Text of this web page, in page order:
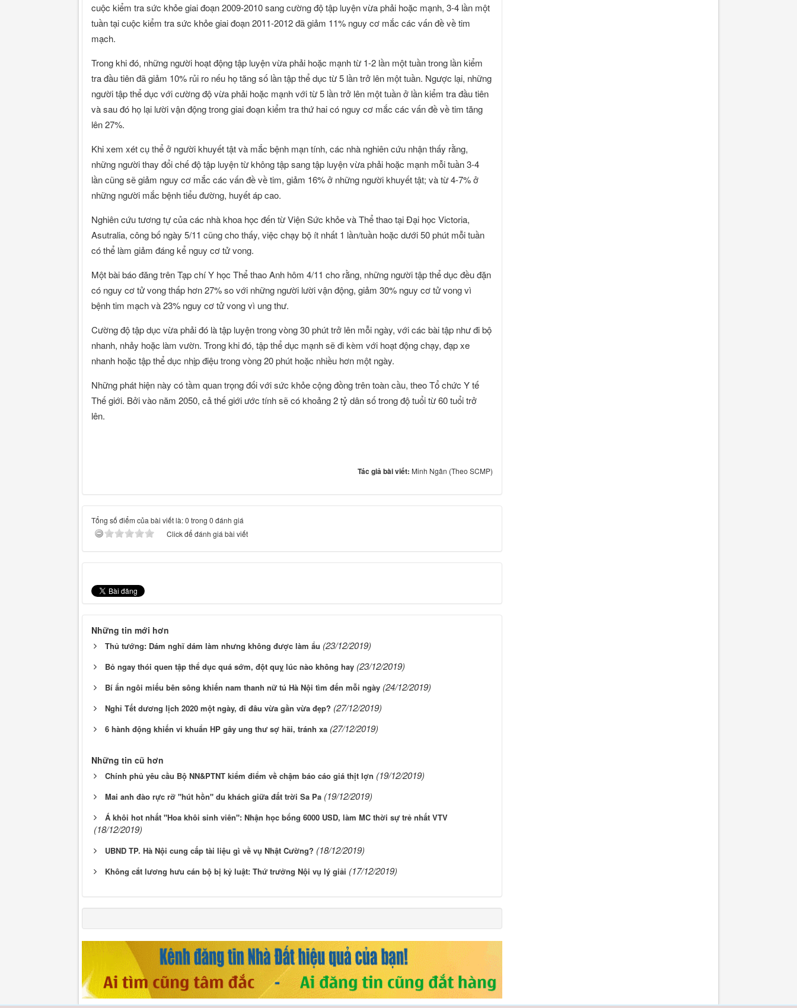
cuộc kiểm tra sức khỏe giai đoạn 2009-2010 sang cường độ tập luyện vừa phải hoặc mạnh, 3-4 lần một
tuần tại cuộc kiểm tra sức khỏe giai đoạn 2011-2012 đã giảm 11% nguy cơ mắc các vấn đề về tim
mạch.
Trong khi đó, những người hoạt động tập luyện vừa phải hoặc mạnh từ 1-2 lần một tuần trong lần kiểm
tra đầu tiên đã giảm 10% rủi ro nếu họ tăng số lần tập thể dục từ 5 lần trở lên một tuần. Ngược lại, những
người tập thể dục với cường độ vừa phải hoặc mạnh với từ 5 lần trở lên một tuần ở lần kiểm tra đầu tiên
và sau đó họ lại lười vận động trong giai đoạn kiểm tra thứ hai có nguy cơ mắc các vấn đề về tim tăng
lên 27%.
Khi xem xét cụ thể ở người khuyết tật và mắc bệnh mạn tính, các nhà nghiên cứu nhận thấy rằng,
những người thay đổi chế độ tập luyện từ không tập sang tập luyện vừa phải hoặc mạnh mỗi tuần 3-4
lần cũng sẽ giảm nguy cơ mắc các vấn đề về tim, giảm 16% ở những người khuyết tật; và từ 4-7% ở
những người mắc bệnh tiểu đường, huyết áp cao.
Nghiên cứu tương tự của các nhà khoa học đến từ Viện Sức khỏe và Thể thao tại Đại học Victoria,
Asutralia, công bố ngày 5/11 cũng cho thấy, việc chạy bộ ít nhất 1 lần/tuần hoặc dưới 50 phút mỗi tuần
có thể làm giảm đáng kể nguy cơ tử vong.
Một bài báo đăng trên Tạp chí Y học Thể thao Anh hôm 4/11 cho rằng, những người tập thể dục đều đặn
có nguy cơ tử vong thấp hơn 27% so với những người lười vận động, giảm 30% nguy cơ tử vong vì
bệnh tim mạch và 23% nguy cơ tử vong vì ung thư.
Cường độ tập dục vừa phải đó là tập luyện trong vòng 30 phút trở lên mỗi ngày, với các bài tập như đi bộ
nhanh, nhảy hoặc làm vườn. Trong khi đó, tập thể dục mạnh sẽ đi kèm với hoạt động chạy, đạp xe
nhanh hoặc tập thể dục nhịp điệu trong vòng 20 phút hoặc nhiều hơn một ngày.
Những phát hiện này có tầm quan trọng đối với sức khỏe cộng đồng trên toàn cầu, theo Tổ chức Y tế
Thế giới. Bởi vào năm 2050, cả thế giới ước tính sẽ có khoảng 2 tỷ dân số trong độ tuổi từ 60 tuổi trở
lên.
Tác giả bài viết: Minh Ngân (Theo SCMP)
Tổng số điểm của bài viết là: 0 trong 0 đánh giá
Click để đánh giá bài viết
Những tin mới hơn
Thủ tướng: Dám nghĩ dám làm nhưng không được làm ẩu (23/12/2019)
Bỏ ngay thói quen tập thể dục quá sớm, đột quỵ lúc nào không hay (23/12/2019)
Bí ẩn ngôi miếu bên sông khiến nam thanh nữ tú Hà Nội tìm đến mỗi ngày (24/12/2019)
Nghỉ Tết dương lịch 2020 một ngày, đi đâu vừa gần vừa đẹp? (27/12/2019)
6 hành động khiến vi khuẩn HP gây ung thư sợ hãi, tránh xa (27/12/2019)
Những tin cũ hơn
Chính phủ yêu cầu Bộ NN&PTNT kiểm điểm về chậm báo cáo giá thịt lợn (19/12/2019)
Mai anh đào rực rỡ "hút hồn" du khách giữa đất trời Sa Pa (19/12/2019)
Á khôi hot nhất "Hoa khôi sinh viên": Nhận học bổng 6000 USD, làm MC thời sự trẻ nhất VTV
(18/12/2019)
UBND TP. Hà Nội cung cấp tài liệu gì về vụ Nhật Cường? (18/12/2019)
Không cắt lương hưu cán bộ bị kỷ luật: Thứ trưởng Nội vụ lý giải (17/12/2019)